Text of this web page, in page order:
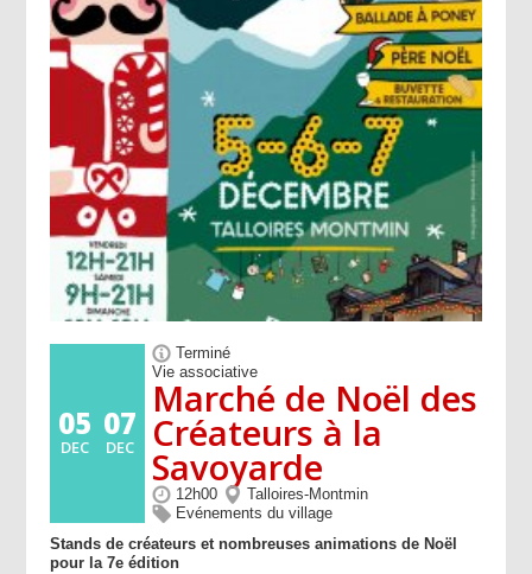
05
DEC
07
DEC
Terminé
Vie associative
Marché de Noël des
Créateurs à la
Savoyarde
12h00
Talloires-Montmin
Evénements du village
Stands de créateurs et nombreuses animations de Noël
pour la 7e édition